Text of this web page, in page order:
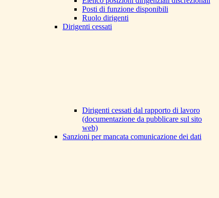
Posti di funzione disponibili
Ruolo dirigenti
Dirigenti cessati
Dirigenti cessati dal rapporto di lavoro
(documentazione da pubblicare sul sito
web)
Sanzioni per mancata comunicazione dei dati